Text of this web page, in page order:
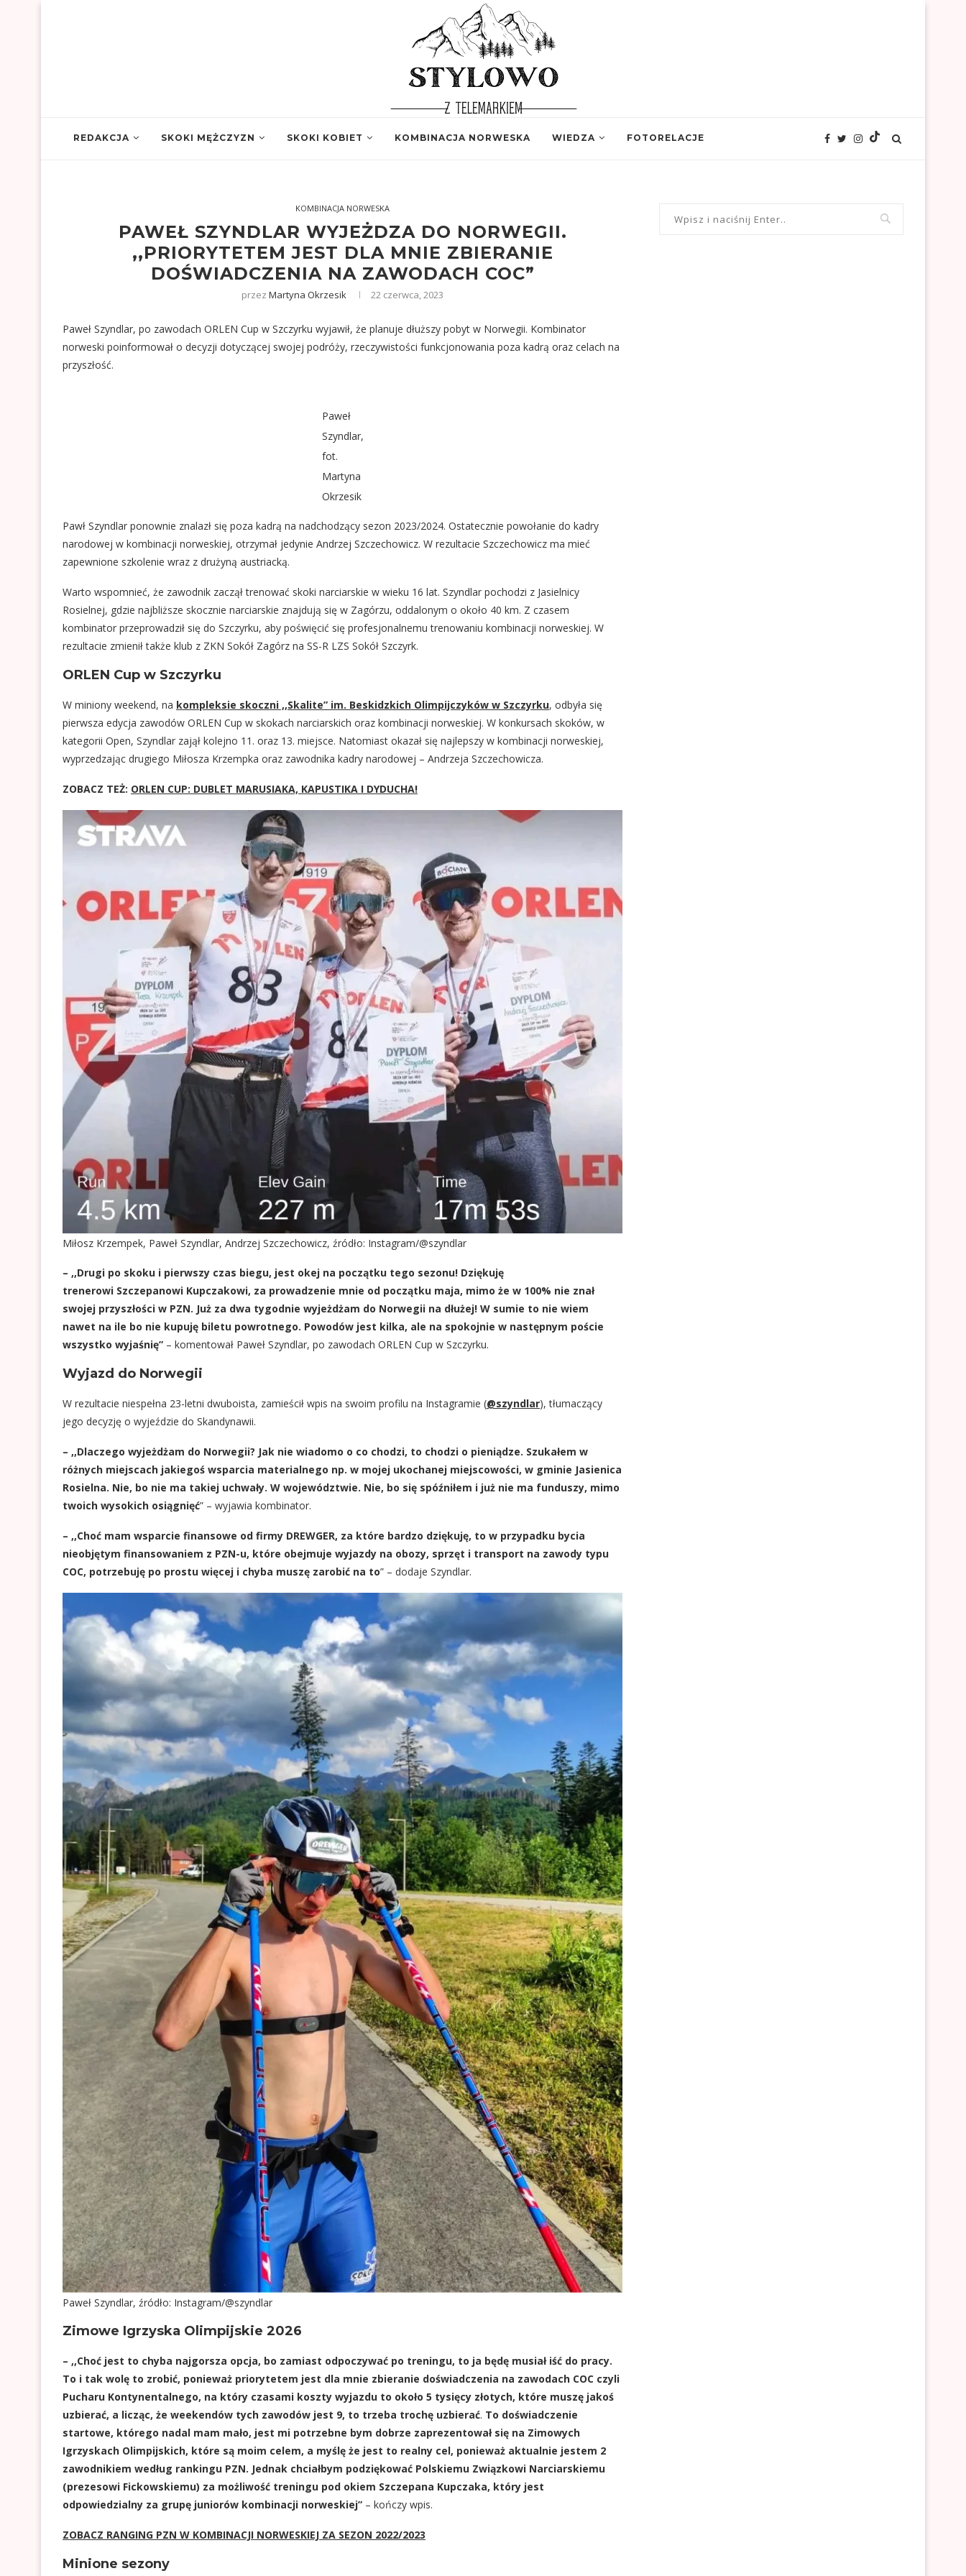
REDAKCJA SKOKI MĘŻCZYZN SKOKI KOBIET KOMBINACJA NORWESKA WIEDZA FOTORELACJE
KOMBINACJA NORWESKA
PAWEŁ SZYNDLAR WYJEŻDZA DO NORWEGII.
,,PRIORYTETEM JEST DLA MNIE ZBIERANIE
DOŚWIADCZENIA NA ZAWODACH COC”
przezMartyna Okrzesik 22 czerwca, 2023
Paweł Szyndlar, po zawodach ORLEN Cup w Szczyrku wyjawił, że planuje dłuższy pobyt w Norwegii. Kombinator
norweski poinformował o decyzji dotyczącej swojej podróży, rzeczywistości funkcjonowania poza kadrą oraz celach na
przyszłość.
Paweł
Szyndlar,
fot.
Martyna
Okrzesik
Pawł Szyndlar ponownie znalazł się poza kadrą na nadchodzący sezon 2023/2024. Ostatecznie powołanie do kadry
narodowej w kombinacji norweskiej, otrzymał jedynie Andrzej Szczechowicz. W rezultacie Szczechowicz ma mieć
zapewnione szkolenie wraz z drużyną austriacką.
Warto wspomnieć, że zawodnik zaczął trenować skoki narciarskie w wieku 16 lat. Szyndlar pochodzi z Jasielnicy
Rosielnej, gdzie najbliższe skocznie narciarskie znajdują się w Zagórzu, oddalonym o około 40 km. Z czasem
kombinator przeprowadził się do Szczyrku, aby poświęcić się profesjonalnemu trenowaniu kombinacji norweskiej. W
rezultacie zmienił także klub z ZKN Sokół Zagórz na SS-R LZS Sokół Szczyrk.
ORLEN Cup w Szczyrku
W miniony weekend, na kompleksie skoczni ,,Skalite” im. Beskidzkich Olimpijczyków w Szczyrku, odbyła się
pierwsza edycja zawodów ORLEN Cup w skokach narciarskich oraz kombinacji norweskiej. W konkursach skoków, w
kategorii Open, Szyndlar zajął kolejno 11. oraz 13. miejsce. Natomiast okazał się najlepszy w kombinacji norweskiej,
wyprzedzając drugiego Miłosza Krzempka oraz zawodnika kadry narodowej – Andrzeja Szczechowicza.
ZOBACZ TEŻ: ORLEN CUP: DUBLET MARUSIAKA, KAPUSTIKA I DYDUCHA!
Miłosz Krzempek, Paweł Szyndlar, Andrzej Szczechowicz, źródło: Instagram/@szyndlar
– ,,Drugi po skoku i pierwszy czas biegu, jest okej na początku tego sezonu! Dziękuję
trenerowi Szczepanowi Kupczakowi, za prowadzenie mnie od początku maja, mimo że w 100% nie znał
swojej przyszłości w PZN. Już za dwa tygodnie wyjeżdżam do Norwegii na dłużej! W sumie to nie wiem
nawet na ile bo nie kupuję biletu powrotnego. Powodów jest kilka, ale na spokojnie w następnym poście
wszystko wyjaśnię” – komentował Paweł Szyndlar, po zawodach ORLEN Cup w Szczyrku.
Wyjazd do Norwegii
W rezultacie niespełna 23-letni dwuboista, zamieścił wpis na swoim profilu na Instagramie (@szyndlar), tłumaczący
jego decyzję o wyjeździe do Skandynawii.
– ,,Dlaczego wyjeżdżam do Norwegii? Jak nie wiadomo o co chodzi, to chodzi o pieniądze. Szukałem w
różnych miejscach jakiegoś wsparcia materialnego np. w mojej ukochanej miejscowości, w gminie Jasienica
Rosielna. Nie, bo nie ma takiej uchwały. W województwie. Nie, bo się spóźniłem i już nie ma funduszy, mimo
twoich wysokich osiągnięć” – wyjawia kombinator.
– ,,Choć mam wsparcie finansowe od firmy DREWGER, za które bardzo dziękuję, to w przypadku bycia
nieobjętym finansowaniem z PZN-u, które obejmuje wyjazdy na obozy, sprzęt i transport na zawody typu
COC, potrzebuję po prostu więcej i chyba muszę zarobić na to” – dodaje Szyndlar.
Paweł Szyndlar, źródło: Instagram/@szyndlar
Zimowe Igrzyska Olimpijskie 2026
– ,,Choć jest to chyba najgorsza opcja, bo zamiast odpoczywać po treningu, to ja będę musiał iść do pracy.
To i tak wolę to zrobić, ponieważ priorytetem jest dla mnie zbieranie doświadczenia na zawodach COC czyli
Pucharu Kontynentalnego, na który czasami koszty wyjazdu to około 5 tysięcy złotych, które muszę jakoś
uzbierać, a licząc, że weekendów tych zawodów jest 9, to trzeba trochę uzbierać. To doświadczenie
startowe, którego nadal mam mało, jest mi potrzebne bym dobrze zaprezentował się na Zimowych
Igrzyskach Olimpijskich, które są moim celem, a myślę że jest to realny cel, ponieważ aktualnie jestem 2
zawodnikiem według rankingu PZN. Jednak chciałbym podziękować Polskiemu Związkowi Narciarskiemu
(prezesowi Fickowskiemu) za możliwość treningu pod okiem Szczepana Kupczaka, który jest
odpowiedzialny za grupę juniorów kombinacji norweskiej” – kończy wpis.
ZOBACZ RANGING PZN W KOMBINACJI NORWESKIEJ ZA SEZON 2022/2023
Minione sezony